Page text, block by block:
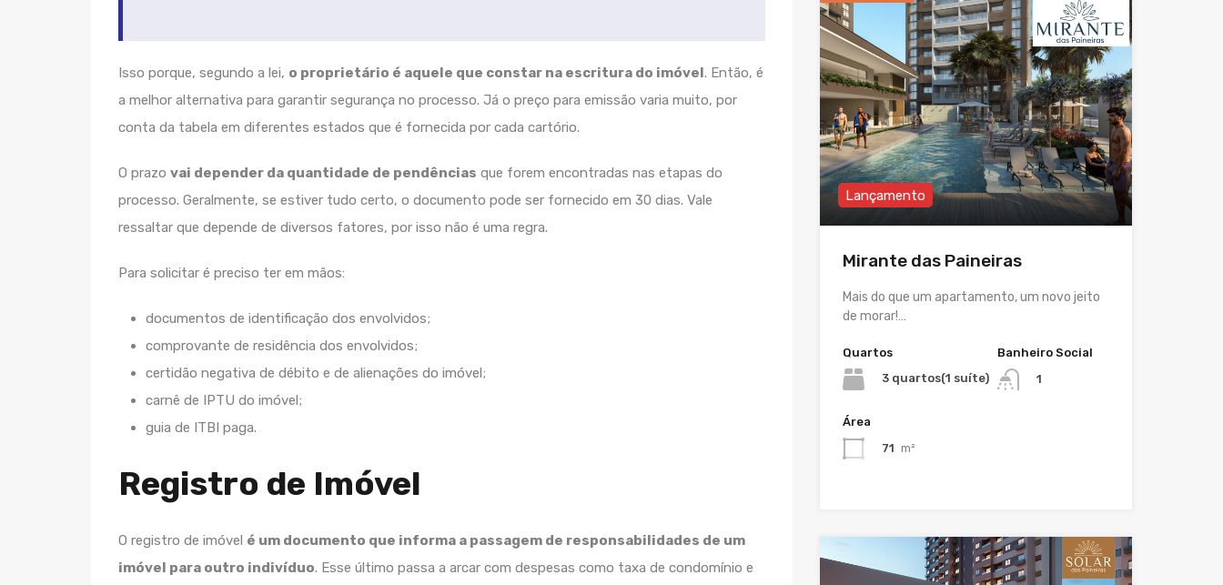
Isso porque, segundo a lei, o proprietário é aquele que constar na escritura do imóvel. Então, é
a melhor alternativa para garantir segurança no processo. Já o preço para emissão varia muito, por
conta da tabela em diferentes estados que é fornecida por cada cartório.
O prazo vai depender da quantidade de pendências que forem encontradas nas etapas do
processo. Geralmente, se estiver tudo certo, o documento pode ser fornecido em 30 dias. Vale
ressaltar que depende de diversos fatores, por isso não é uma regra.
Para solicitar é preciso ter em mãos:
documentos de identificação dos envolvidos;
comprovante de residência dos envolvidos;
certidão negativa de débito e de alienações do imóvel;
carnê de IPTU do imóvel;
guia de ITBI paga.
Registro de Imóvel
O registro de imóvel é um documento que informa a passagem de responsabilidades de um
imóvel para outro indivíduo. Esse último passa a arcar com despesas como taxa de condomínio e
Lançamento
Mirante das Paineiras
Mais do que um apartamento, um novo jeito
de morar!…
Quartos
3 quartos(1 suíte)
Banheiro Social
1
Área
71 m²